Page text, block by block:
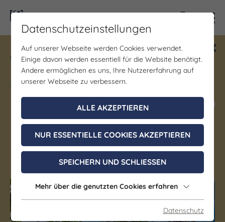
Gewinne ein Blind Date mit Saale-
Unstrut! Teilnahme vom 1.7. - 18.12.
möglich.
Jetzt mitmachen
Trockenborn-Wolfersdorf
Datenschutzeinstellungen
Auf unserer Webseite werden Cookies verwendet.
Einige davon werden essentiell für die Website benötigt.
Andere ermöglichen es uns, Ihre Nutzererfahrung auf
unserer Webseite zu verbessern.
ALLE AKZEPTIEREN
NUR ESSENTIELLE COOKIES AKZEPTIEREN
SPEICHERN UND SCHLIESSEN
Mehr über die genutzten Cookies erfahren
Datenschutz